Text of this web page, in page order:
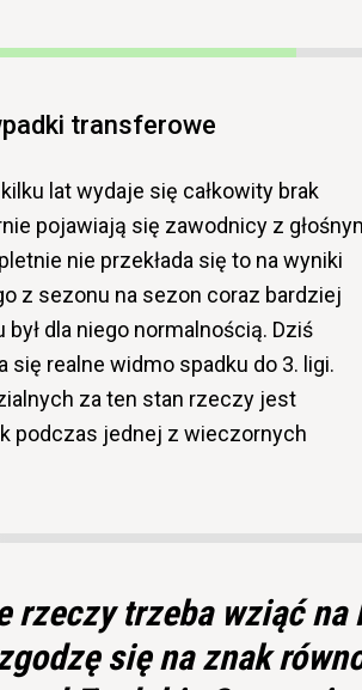
transferowe
lat wydaje się całkowity brak
pojawiają się zawodnicy z
nie przekłada się to na wyniki
z sezonu na sezon coraz bardziej
dla niego normalnością. Dziś
się realne widmo spadku do 3. ligi.
za ten stan rzeczy jest
podczas jednej z wieczornych
rzeczy trzeba wziąć na
się na znak